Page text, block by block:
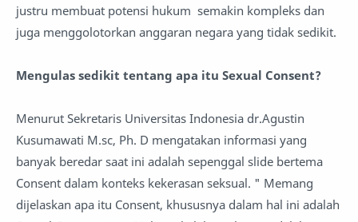
justru membuat potensi hukum semakin kompleks dan
juga menggolotorkan anggaran negara yang tidak sedikit.
Mengulas sedikit tentang apa itu Sexual Consent?
Menurut Sekretaris Universitas Indonesia dr.Agustin
Kusumawati M.sc, Ph. D mengatakan informasi yang
banyak beredar saat ini adalah sepenggal slide bertema
Consent dalam konteks kekerasan seksual. " Memang
dijelaskan apa itu Consent, khususnya dalam hal ini adalah